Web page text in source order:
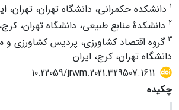
1 دانشکده حکمرانی، دانشگاه تهران، تهران،
2 دانشکدۀ منابع طبیعی، دانشگاه تهران،
3 گروه اقتصاد کشاورزی، پردیس کشاورزی و
دانشگاه تهران، کرج، ایران
10.22059/jrwm.2021.329507.1611
چکیده